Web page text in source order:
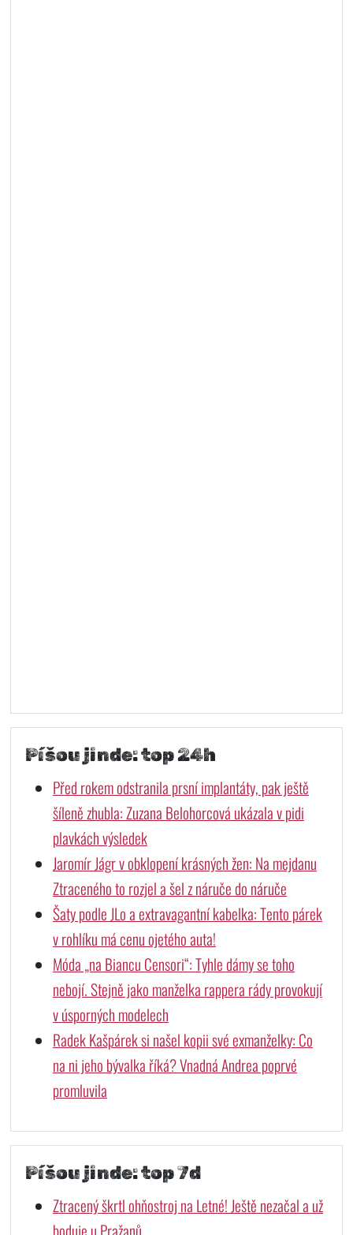
Píšou jinde: top 24h
Před rokem odstranila prsní implantáty, pak ještě
šíleně zhubla: Zuzana Belohorcová ukázala v pidi
plavkách výsledek
Jaromír Jágr v obklopení krásných žen: Na mejdanu
Ztraceného to rozjel a šel z náruče do náruče
Šaty podle JLo a extravagantní kabelka: Tento párek
v rohlíku má cenu ojetého auta!
Móda „na Biancu Censori“: Tyhle dámy se toho
nebojí. Stejně jako manželka rappera rády provokují
v úsporných modelech
Radek Kašpárek si našel kopii své exmanželky: Co
na ni jeho bývalka říká? Vnadná Andrea poprvé
promluvila
Píšou jinde: top 7d
Ztracený škrtl ohňostroj na Letné! Ještě nezačal a už